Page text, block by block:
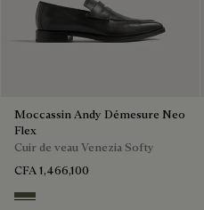
Moccassin Andy Démesure Neo
Flex
Cuir de veau Venezia Softy
CFA 1,466,100
Selva Oscura